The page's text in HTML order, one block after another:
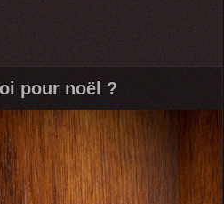
pour noël ?